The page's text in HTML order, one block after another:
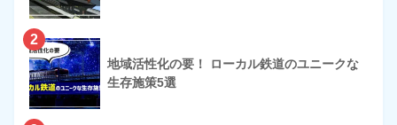
2
地域活性化の要！ ローカル鉄道のユニークな
生存施策5選